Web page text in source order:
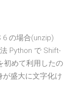
6 の場合(unzip)
Python で Shift-
初めて利用したの
が盛大に文字化け